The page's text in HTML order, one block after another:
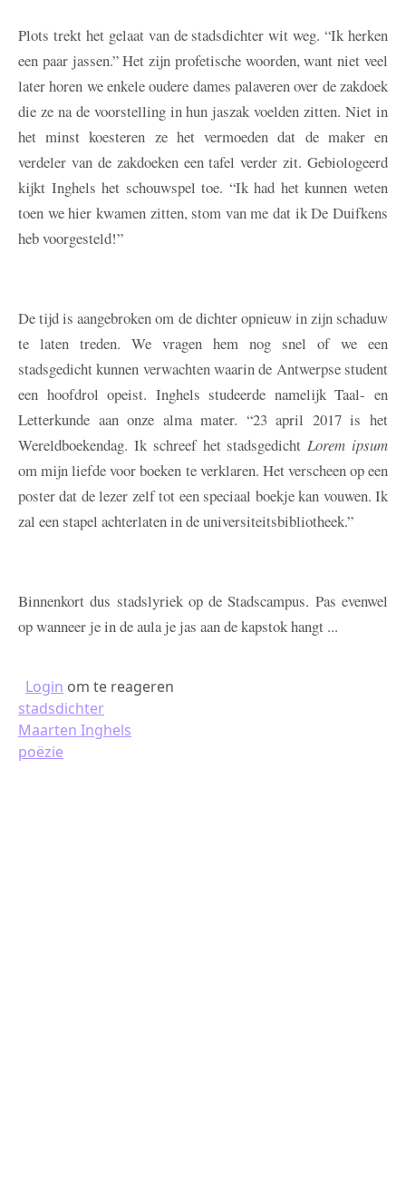
Plots trekt het gelaat van de stadsdichter wit weg. “Ik herken
een paar jassen.” Het zijn profetische woorden, want niet veel
later horen we enkele oudere dames palaveren over de zakdoek
die ze na de voorstelling in hun jaszak voelden zitten. Niet in
het minst koesteren ze het vermoeden dat de maker en
verdeler van de zakdoeken een tafel verder zit. Gebiologeerd
kijkt Inghels het schouwspel toe. “Ik had het kunnen weten
toen we hier kwamen zitten, stom van me dat ik De Duifkens
heb voorgesteld!”
De tijd is aangebroken om de dichter opnieuw in zijn schaduw
te laten treden. We vragen hem nog snel of we een
stadsgedicht kunnen verwachten waarin de Antwerpse student
een hoofdrol opeist. Inghels studeerde namelijk Taal- en
Letterkunde aan onze alma mater. “23 april 2017 is het
Wereldboekendag. Ik schreef het stadsgedichtLorem ipsum
om mijn liefde voor boeken te verklaren. Het verscheen op een
poster dat de lezer zelf tot een speciaal boekje kan vouwen. Ik
zal een stapel achterlaten in de universiteitsbibliotheek.”
Binnenkort dus stadslyriek op de Stadscampus. Pas evenwel
op wanneer je in de aula je jas aan de kapstok hangt ...
Login om te reageren
stadsdichter
Maarten Inghels
poëzie